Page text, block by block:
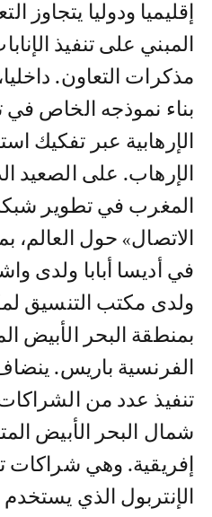
إقليميا ودوليا يتجاوز
المبني على تنفيذ
مذكرات التعاون.
بناء نموذجه الخاص في
الإرهابية عبر تفكيك
الإرهاب. على الصعيد
المغرب في تطوير
الاتصال» حول العالم،
في أديسا أبابا ولدى
ولدى مكتب التنسيق
بمنطقة البحر الأبيض
الفرنسية باريس.
تنفيذ عدد من الشراكات
شمال البحر الأبيض
إفريقية. وهي شراكات
الإنتربول الذي يستخدم